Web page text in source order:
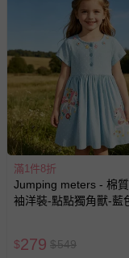
滿1件8折
Jumping meters - 棉
袖洋裝-點點獨角獸-藍
$279 $549